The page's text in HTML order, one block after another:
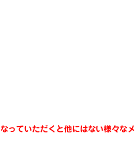
っていただくと他にはない様々なメ